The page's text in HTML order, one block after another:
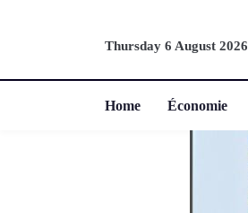
Thursday 6 August 2026
Home Économie